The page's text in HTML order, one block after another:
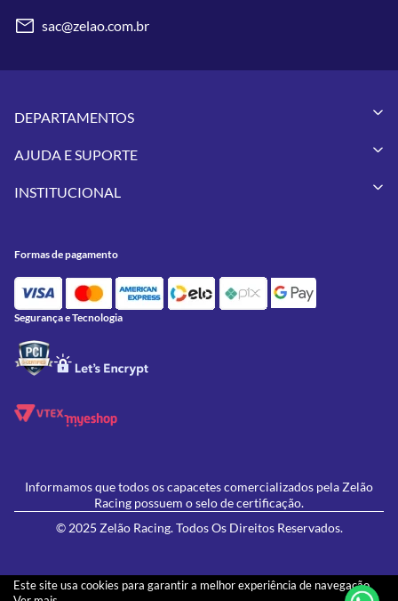
Este site usa cookies para garantir a melhor experiência de navegação.
sac@zelao.com.br
DEPARTAMENTOS
Vestuários
Pneus
Utilidades
Feminino
Lançamentos
AJUDA E SUPORTE
Meus Pedidos
Política de Privacidade
Política de Campanhas e promoções
INSTITUCIONAL
Contato
Oficina/Serviços
Formas de pagamento
Segurança e Tecnologia
Informamos que todos os capacetes comercializados pela Zelão
Racing possuem o selo de certificação.
© 2025 Zelão Racing. Todos Os Direitos Reservados.